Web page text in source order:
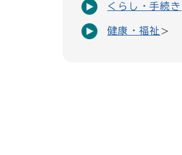
くらし・手続き
健康・福祉